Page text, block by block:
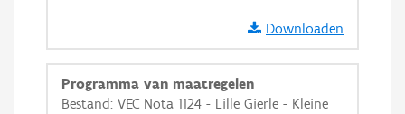
Basis Lagen
Downloaden
Programma van maatregelen
Bestand: VEC Nota 1124 - Lille Gierle - Kleine